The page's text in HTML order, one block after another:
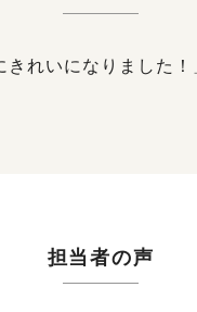
きれいになりました！
担当者の声